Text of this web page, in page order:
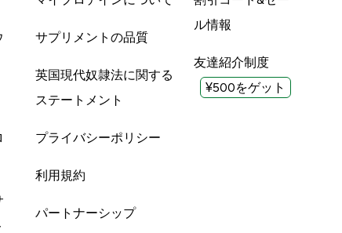
サプリメントの品質
英国現代奴隷法に関する
ステートメント
プライバシーポリシー
利用規約
パートナーシップ
ル情報
友達紹介制度
¥500をゲット